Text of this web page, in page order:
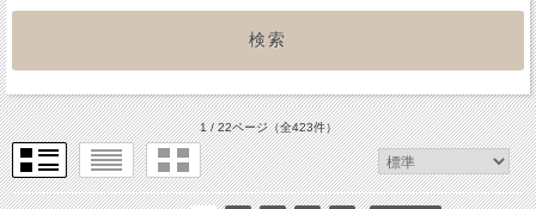
1 / 22ページ（全423件）